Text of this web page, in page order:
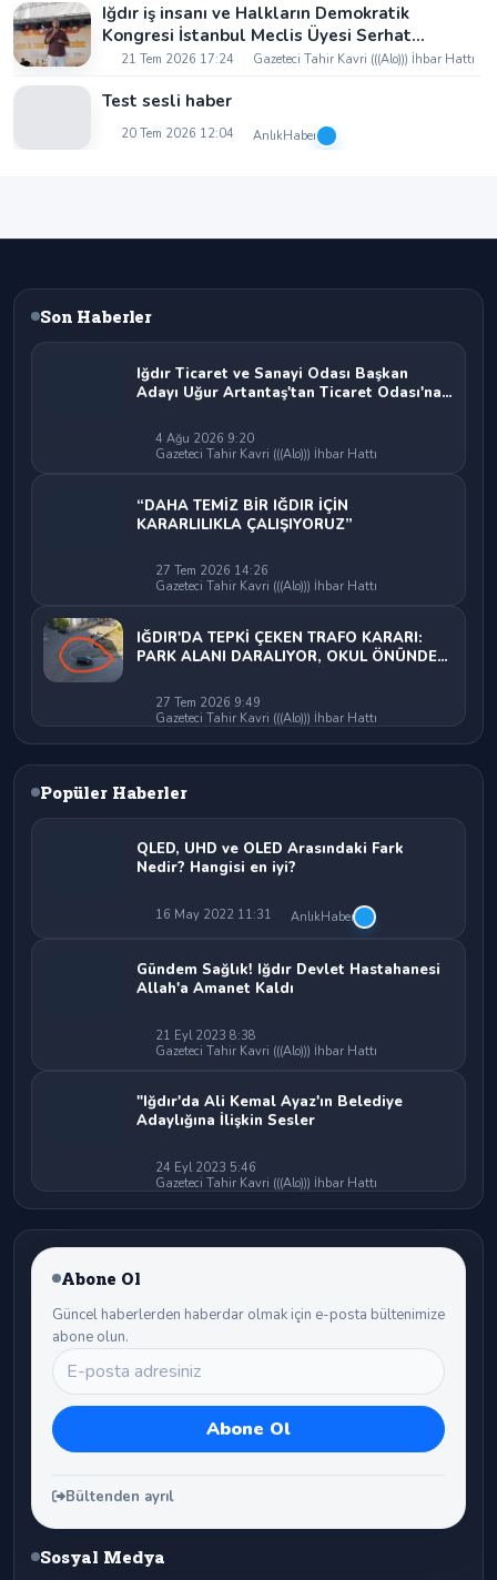
Iğdır iş insanı ve Halkların Demokratik
Kongresi İstanbul Meclis Üyesi Serhat
Kaya’dan Iğdır Tanıtım Günleri’nde birlik ve
21 Tem 2026 17:24 Gazeteci Tahir Kavri (((Alo))) İhbar Hattı
Test sesli haber
20 Tem 2026 12:04 AnlıkHaber
Son Haberler
Iğdır Ticaret ve Sanayi Odası Başkan
Adayı Uğur Artantaş'tan Ticaret Odası'na
Bırakılamaz"
4 Ağu 2026 9:20
Gazeteci Tahir Kavri (((Alo))) İhbar Hattı
“DAHA TEMİZ BİR IĞDIR İÇİN
KARARLILIKLA ÇALIŞIYORUZ”
27 Tem 2026 14:26
Gazeteci Tahir Kavri (((Alo))) İhbar Hattı
IĞDIR'DA TEPKİ ÇEKEN TRAFO KARARI:
PARK ALANI DARALIYOR, OKUL ÖNÜNDE
NEREDE?
27 Tem 2026 9:49
Gazeteci Tahir Kavri (((Alo))) İhbar Hattı
Popüler Haberler
QLED, UHD ve OLED Arasındaki Fark
Nedir? Hangisi en iyi?
16 May 2022 11:31 AnlıkHaber
Gündem Sağlık! Iğdır Devlet Hastahanesi
Allah'a Amanet Kaldı
21 Eyl 2023 8:38
Gazeteci Tahir Kavri (((Alo))) İhbar Hattı
"Iğdır'da Ali Kemal Ayaz'ın Belediye
Adaylığına İlişkin Sesler
24 Eyl 2023 5:46
Gazeteci Tahir Kavri (((Alo))) İhbar Hattı
Abone Ol
Güncel haberlerden haberdar olmak için e-posta bültenimize
abone olun.
Bültenden ayrıl
Sosyal Medya